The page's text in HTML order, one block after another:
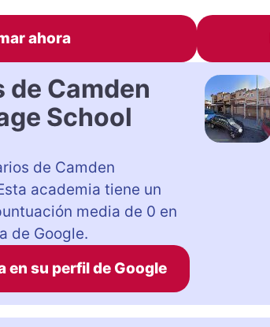
ahora
de Camden
School
de Camden
academia tiene un
media de 0 en
de Google.
en su perfil de Google